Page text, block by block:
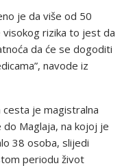
je da više od 50
rizika to jest da
da će se dogoditi
navode iz
je magistralna
Maglaja, na kojoj je
38 osoba, slijedi
periodu život